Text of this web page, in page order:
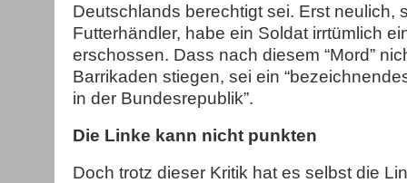
Deutschlands berechtigt sei. Erst neulich,
Futterhändler, habe ein Soldat irrtümlich
erschossen. Dass nach diesem “Mord”
Barrikaden stiegen, sei ein
in der Bundesrepublik”.
Die Linke kann nicht punkten
Doch trotz dieser Kritik hat es selbst die